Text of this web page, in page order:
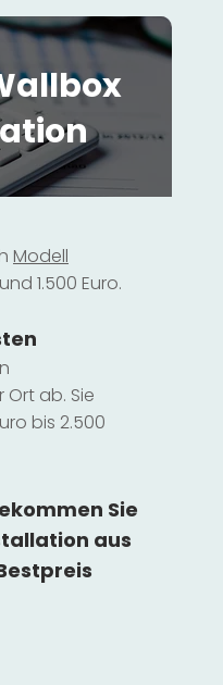
Modell
1.500 Euro.
ab. Sie
bis 2.500
Sie
aus